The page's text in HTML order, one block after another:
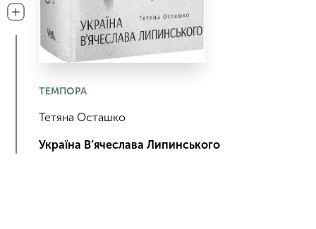
ТЕМПОРА
Тетяна Осташко
Україна В’ячеслава Липинського